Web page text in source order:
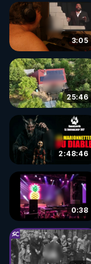
▶ 30 jours
de bien-être
Rendez-vous
le code :
3:05
25:46
2:48:46
0:38